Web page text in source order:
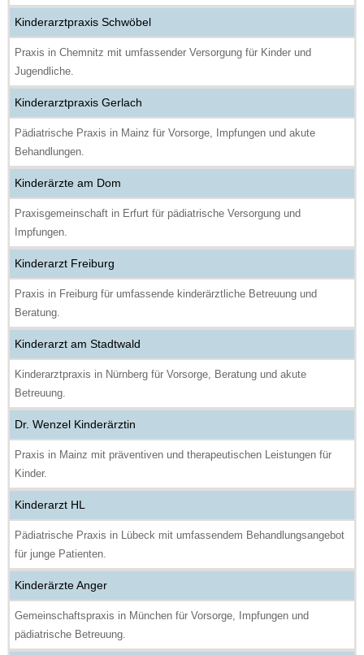
Kinderarztpraxis Schwöbel
Praxis in Chemnitz mit umfassender Versorgung für Kinder und
Jugendliche.
Kinderarztpraxis Gerlach
Pädiatrische Praxis in Mainz für Vorsorge, Impfungen und akute
Behandlungen.
Kinderärzte am Dom
Praxisgemeinschaft in Erfurt für pädiatrische Versorgung und
Impfungen.
Kinderarzt Freiburg
Praxis in Freiburg für umfassende kinderärztliche Betreuung und
Beratung.
Kinderarzt am Stadtwald
Kinderarztpraxis in Nürnberg für Vorsorge, Beratung und akute
Betreuung.
Dr. Wenzel Kinderärztin
Praxis in Mainz mit präventiven und therapeutischen Leistungen für
Kinder.
Kinderarzt HL
Pädiatrische Praxis in Lübeck mit umfassendem Behandlungsangebot
für junge Patienten.
Kinderärzte Anger
Gemeinschaftspraxis in München für Vorsorge, Impfungen und
pädiatrische Betreuung.